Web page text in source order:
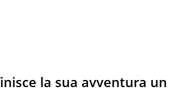
la sua avventura un